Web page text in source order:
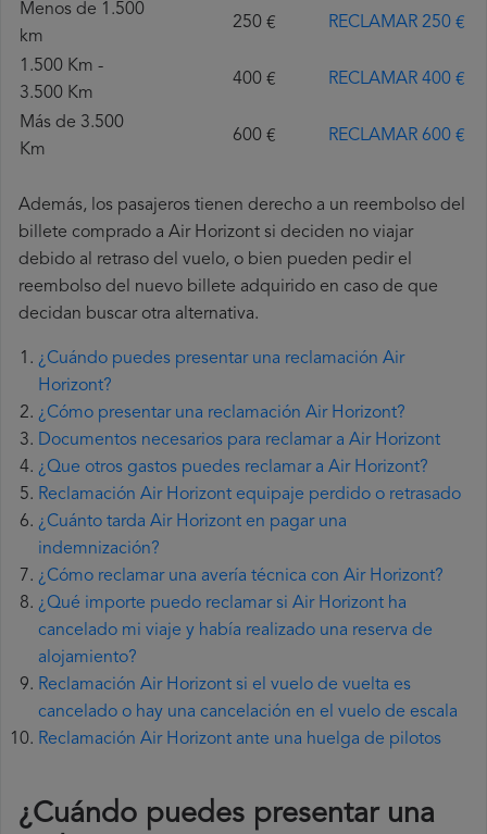
Menos de 1.500
km
250 € RECLAMAR 250 €
1.500 Km -
3.500 Km
400 € RECLAMAR 400 €
Más de 3.500
Km
600 € RECLAMAR 600 €
Además, los pasajeros tienen derecho a un reembolso del
billete comprado a Air Horizont si deciden no viajar
debido al retraso del vuelo, o bien pueden pedir el
reembolso del nuevo billete adquirido en caso de que
decidan buscar otra alternativa.
¿Cuándo puedes presentar una reclamación Air
Horizont?
¿Cómo presentar una reclamación Air Horizont?
Documentos necesarios para reclamar a Air Horizont
¿Que otros gastos puedes reclamar a Air Horizont?
Reclamación Air Horizont equipaje perdido o retrasado
¿Cuánto tarda Air Horizont en pagar una
indemnización?
¿Cómo reclamar una avería técnica con Air Horizont?
¿Qué importe puedo reclamar si Air Horizont ha
cancelado mi viaje y había realizado una reserva de
alojamiento?
Reclamación Air Horizont si el vuelo de vuelta es
cancelado o hay una cancelación en el vuelo de escala
Reclamación Air Horizont ante una huelga de pilotos
¿Cuándo puedes presentar una